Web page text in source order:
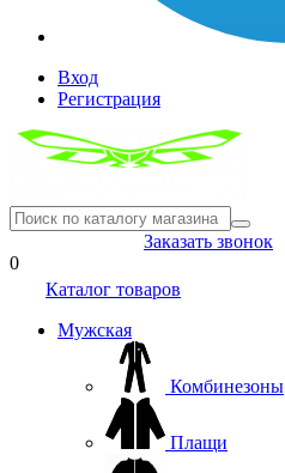
Вход
Регистрация
Заказать звонок
0
Каталог товаров
Мужская
Комбинезоны
Плащи